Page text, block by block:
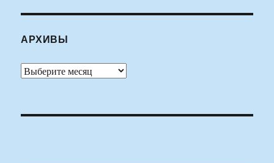
АРХИВЫ
Архивы